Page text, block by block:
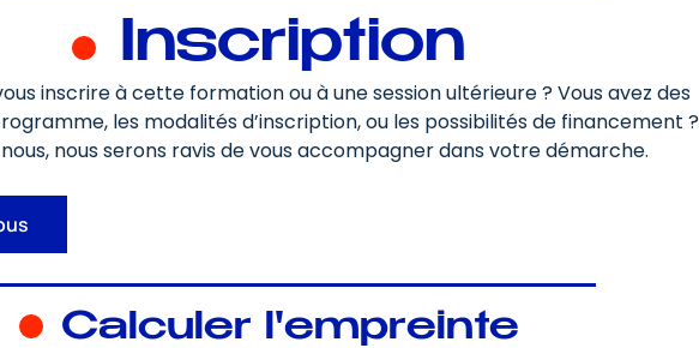
Inscription
inscrire à cette formation ou à une session ultérieure ? Vous avez des
les modalités d’inscription, ou les possibilités de financement ?
nous serons ravis de vous accompagner dans votre démarche.
Calculer l'empreinte